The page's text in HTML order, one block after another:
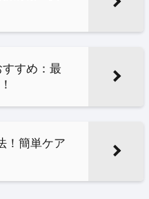
すめ：最
！簡単ケア